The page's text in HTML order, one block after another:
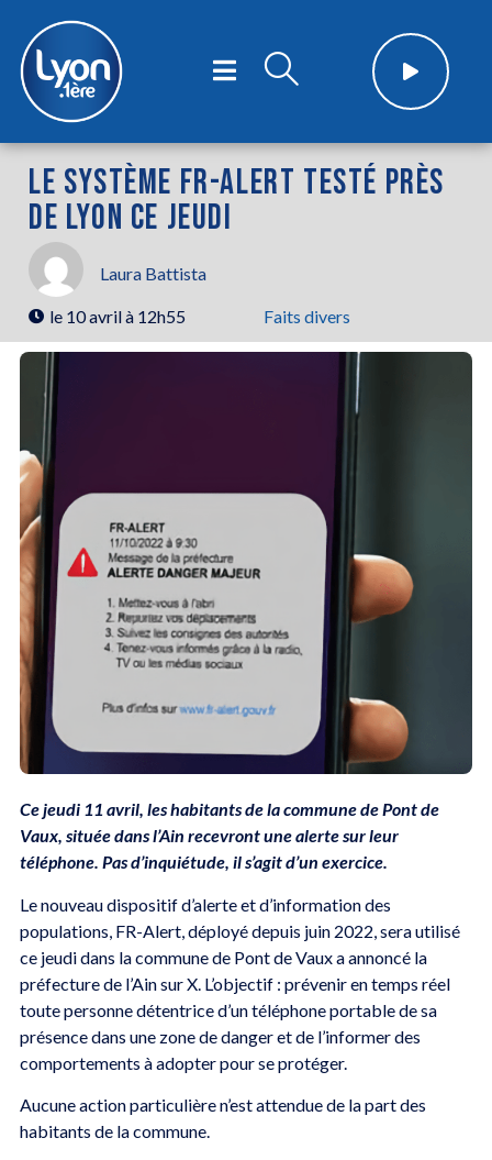
LE SYSTÈME FR-ALERT TESTÉ PRÈS
DE LYON CE JEUDI
Laura Battista
le 10 avril à 12h55 Faits divers
Ce jeudi 11 avril, les habitants de la commune de Pont de
Vaux, située dans l’Ain recevront une alerte sur leur
téléphone. Pas d’inquiétude, il s’agit d’un exercice.
Le nouveau dispositif d’alerte et d’information des
populations, FR-Alert, déployé depuis juin 2022, sera utilisé
ce jeudi dans la commune de Pont de Vaux a annoncé la
préfecture de l’Ain sur X. L’objectif : prévenir en temps réel
toute personne détentrice d’un téléphone portable de sa
présence dans une zone de danger et de l’informer des
comportements à adopter pour se protéger.
Aucune action particulière n’est attendue de la part des
habitants de la commune.